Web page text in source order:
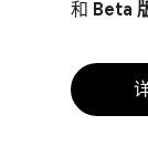
和 Beta